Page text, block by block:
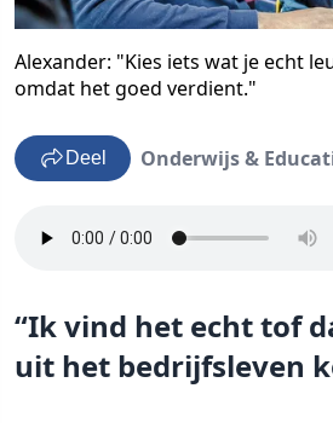
Alexander: "Kies iets wat je echt
omdat het goed verdient."
Deel Onderwijs &
“Ik vind het echt tof
uit het bedrijfsleven